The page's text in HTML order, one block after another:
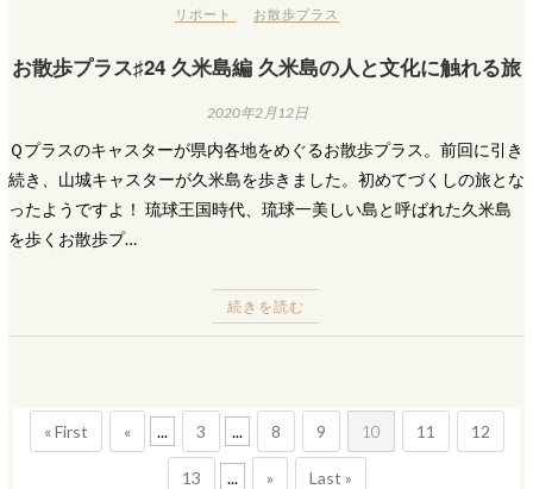
リポート お散歩プラス
お散歩プラス♯24 久米島編 久米島の人と文化に触れる旅
2020年2月12日
Ｑプラスのキャスターが県内各地をめぐるお散歩プラス。前回に引き
続き、山城キャスターが久米島を歩きました。初めてづくしの旅とな
ったようですよ！ 琉球王国時代、琉球一美しい島と呼ばれた久米島
を歩くお散歩プ…
続きを読む
« First « ... 3 ... 8 9 10 11 12
13 ... » Last »